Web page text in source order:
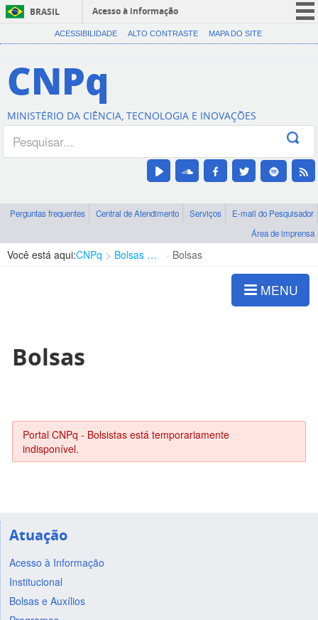
BRASIL
Acesso à informação
CORONAVÍRUS (COVID-19)
Canais
ACESSIBILIDADE ALTO CONTRASTE MAPA DO SITE
CNPq
MINISTÉRIO DA CIÊNCIA, TECNOLOGIA E INOVAÇÕES
Perguntas frequentes Central de Atendimento Serviços
E-mail do Pesquisador
Área de imprensa
Você está aqui:CNPq Bolsas e Auxílios Vigentes Bolsas
MENU
Bolsas
Portal CNPq - Bolsistas está temporariamente
indisponível.
Atuação
Acesso à Informação
Institucional
Bolsas e Auxílios